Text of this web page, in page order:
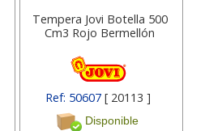
Tempera Jovi Botella 500
Cm3 Rojo Bermellón
Ref: 50607 [ 20113 ]
Disponible